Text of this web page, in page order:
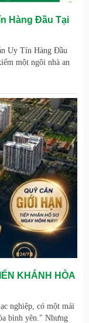
Hàng Đầu Tại
Uy Tín Hàng Đầu
một ngôi nhà an
KHÁNH HÒA
nghiệp, có một mái
bình yên." Nhưng